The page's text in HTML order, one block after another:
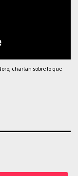
charlan sobre lo que